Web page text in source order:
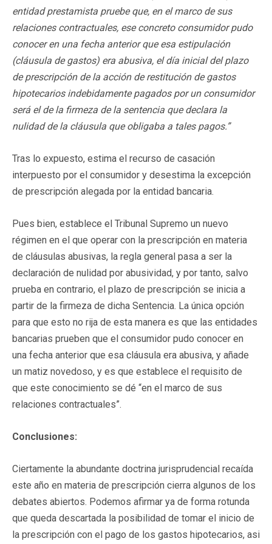
entidad prestamista pruebe que, en el marco de sus
relaciones contractuales, ese concreto consumidor pudo
conocer en una fecha anterior que esa estipulación
(cláusula de gastos) era abusiva, el día inicial del plazo
de prescripción de la acción de restitución de gastos
hipotecarios indebidamente pagados por un consumidor
será el de la firmeza de la sentencia que declara la
nulidad de la cláusula que obligaba a tales pagos.”
Tras lo expuesto, estima el recurso de casación
interpuesto por el consumidor y desestima la excepción
de prescripción alegada por la entidad bancaria.
Pues bien, establece el Tribunal Supremo un nuevo
régimen en el que operar con la prescripción en materia
de cláusulas abusivas, la regla general pasa a ser la
declaración de nulidad por abusividad, y por tanto, salvo
prueba en contrario, el plazo de prescripción se inicia a
partir de la firmeza de dicha Sentencia. La única opción
para que esto no rija de esta manera es que las entidades
bancarias prueben que el consumidor pudo conocer en
una fecha anterior que esa cláusula era abusiva, y añade
un matiz novedoso, y es que establece el requisito de
que este conocimiento se dé “en el marco de sus
relaciones contractuales”.
Conclusiones:
Ciertamente la abundante doctrina jurisprudencial recaída
este año en materia de prescripción cierra algunos de los
debates abiertos. Podemos afirmar ya de forma rotunda
que queda descartada la posibilidad de tomar el inicio de
la prescripción con el pago de los gastos hipotecarios, asi